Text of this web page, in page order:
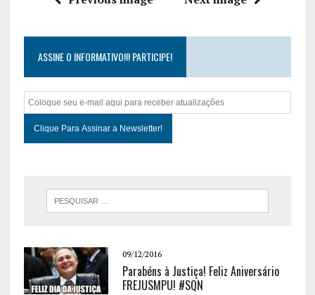
ASSINE O INFORMATIVO!!! PARTICIPE!
09/12/2016
Parabéns à Justiça! Feliz Aniversário
FREJUSMPU! #SQN